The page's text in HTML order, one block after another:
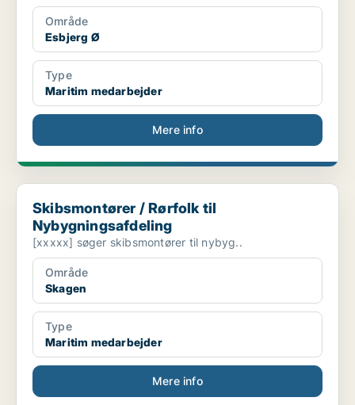
Område
Esbjerg Ø
Type
Maritim medarbejder
Mere info
Skibsmontører / Rørfolk til Nybygningsafdeling
Skibsmontører / Rørfolk til
Nybygningsafdeling
[xxxxx] søger skibsmontører til nybyg..
Område
Skagen
Type
Maritim medarbejder
Mere info